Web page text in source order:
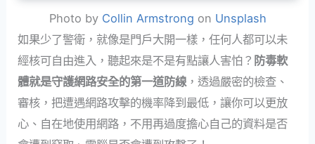
Photo by Collin Armstrong on Unsplash
如果少了警衛，就像是門戶大開一樣，任何人都可以未
經核可自由進入，聽起來是不是有點讓人害怕？ 防毒軟
體就是守護網路安全的第一道防線，透過嚴密的檢查、
審核，把遭遇網路攻擊的機率降到最低，讓你可以更放
心、自在地使用網路，不用再過度擔心自己的資料是否